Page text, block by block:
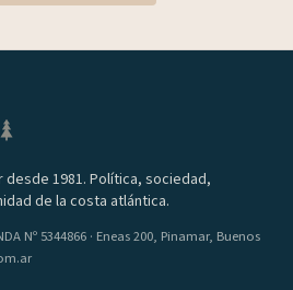
desde 1981. Política, sociedad,
de la costa atlántica.
Nº 5344866 · Eneas 200, Pinamar, Buenos